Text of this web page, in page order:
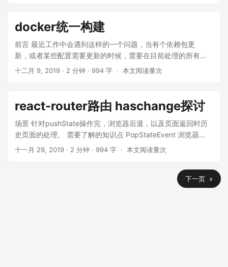
混淆 - 源码乱码 环境 操作系统: mac 语
言: node 编辑器：vscode 题目地址：
h...
docker统一构建
前言 最近工作中会遇到这样的一个问题，当有个依赖包更
新，或者某些配置需要更新的时候，需要在目前处理的所有系
统中一起更新，这样的工作量其实是挺繁琐的。（多个系统配
取公共配置...
十二月 9, 2019 · 2 分钟 · 994 字 · 本文阅读量次
react-router路由 haschange探讨
场景 针对pushState操作完，浏览器后退，以及页面返回时历
史页面的处理。 需要了解的知识点 PopStateEvent 浏览器后
退事件 History.pushState() HashChangeEvent History 前端
存信息到url中，处理完后返回A，需要将其信息保留下来。 我
十一月 29, 2019 · 2 分钟 · 994 字 · 本文阅读量次
下一页 »